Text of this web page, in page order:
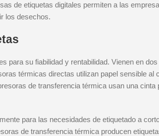
de etiquetas digitales permiten a las
los desechos.
para su fiabilidad y rentabilidad. Vienen en
térmicas directas utilizan papel sensible al
de transferencia térmica usan una cinta
para las necesidades de etiquetado a
de transferencia térmica producen